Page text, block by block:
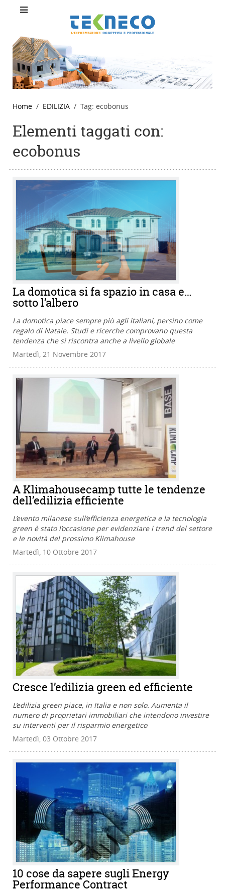
Home EDILIZIA Tag: ecobonus
Elementi taggati con:
ecobonus
La domotica si fa spazio in casa e…
sotto l’albero
La domotica piace sempre più agli italiani, persino come
regalo di Natale. Studi e ricerche comprovano questa
tendenza che si riscontra anche a livello globale
Martedì, 21 Novembre 2017
A Klimahousecamp tutte le tendenze
dell’edilizia efficiente
L’evento milanese sull’efficienza energetica e la tecnologia
green è stato l’occasione per evidenziare i trend del settore
e le novità del prossimo Klimahouse
Martedì, 10 Ottobre 2017
Cresce l’edilizia green ed efficiente
L’edilizia green piace, in Italia e non solo. Aumenta il
numero di proprietari immobiliari che intendono investire
su interventi per il risparmio energetico
Martedì, 03 Ottobre 2017
10 cose da sapere sugli Energy
Performance Contract